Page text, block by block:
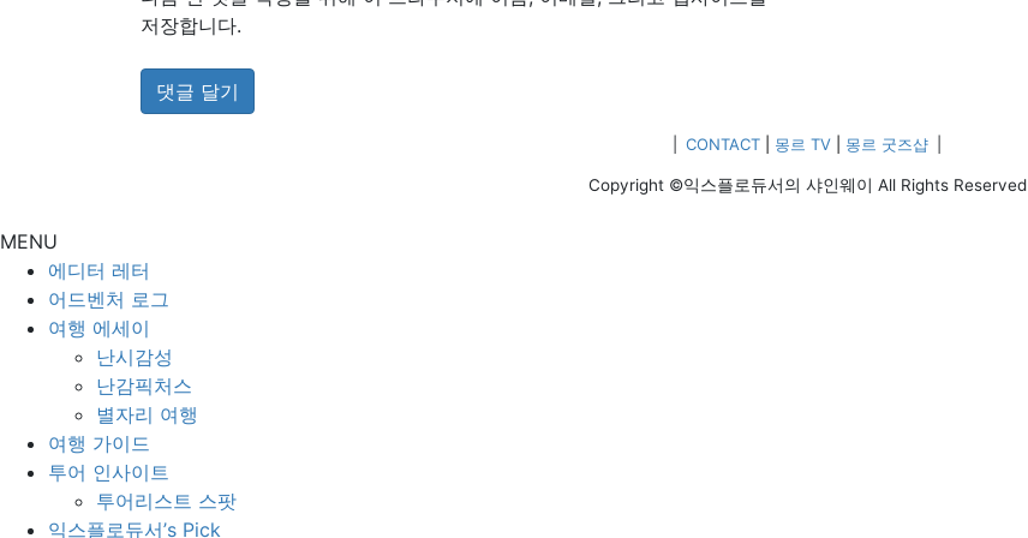
저장합니다.
CONTACT 몽르 TV 몽르 굿즈샵
Copyright ©익스플로듀서의 샤인웨이 All Rights Reserved
MENU
에디터 레터
어드벤처 로그
여행 에세이
난시감성
난감픽처스
별자리 여행
여행 가이드
투어 인사이트
투어리스트 스팟
익스플로듀서’s Pick